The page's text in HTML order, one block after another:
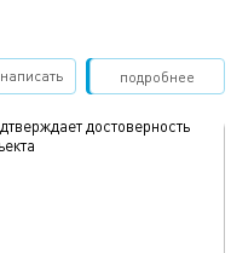
подробнее
написать Забронировать
обновлено 09.04.2019